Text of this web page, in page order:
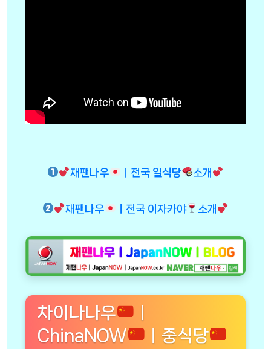
재팬나우 ㅣ전국 일식당 소개
재팬나우 ㅣ전국 이자카야 소개
차이나나우
ChinaNOW
ㅣ중식당